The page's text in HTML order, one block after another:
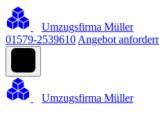
Umzugsfirma Müller
01579-2539610 Angebot
Umzugsfirma Müller